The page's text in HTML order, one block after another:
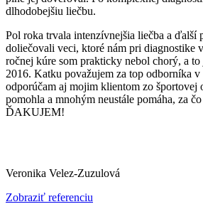
dlhodobejšiu liečbu.
Pol roka trvala intenzívnejšia liečba a ďalší
doliečovali veci, ktoré nám pri diagnostike
ročnej kúre som prakticky nebol chorý, a
2016. Katku považujem za top odborníka v
odporúčam aj mojim klientom zo športovej
pomohla a mnohým neustále pomáha, za
ĎAKUJEM!
Veronika Velez-Zuzulová
Zobraziť referenciu